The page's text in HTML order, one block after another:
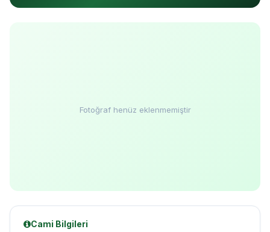
Fotoğraf henüz eklenmemiştir
Cami Bilgileri